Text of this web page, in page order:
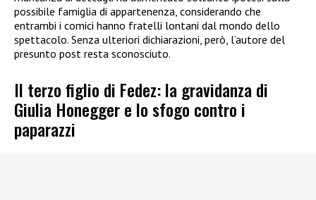
possibile famiglia di appartenenza, considerando che
entrambi i comici hanno fratelli lontani dal mondo dello
spettacolo. Senza ulteriori dichiarazioni, però, l’autore del
presunto post resta sconosciuto.
Il terzo figlio di Fedez: la gravidanza di
Giulia Honegger e lo sfogo contro i
paparazzi